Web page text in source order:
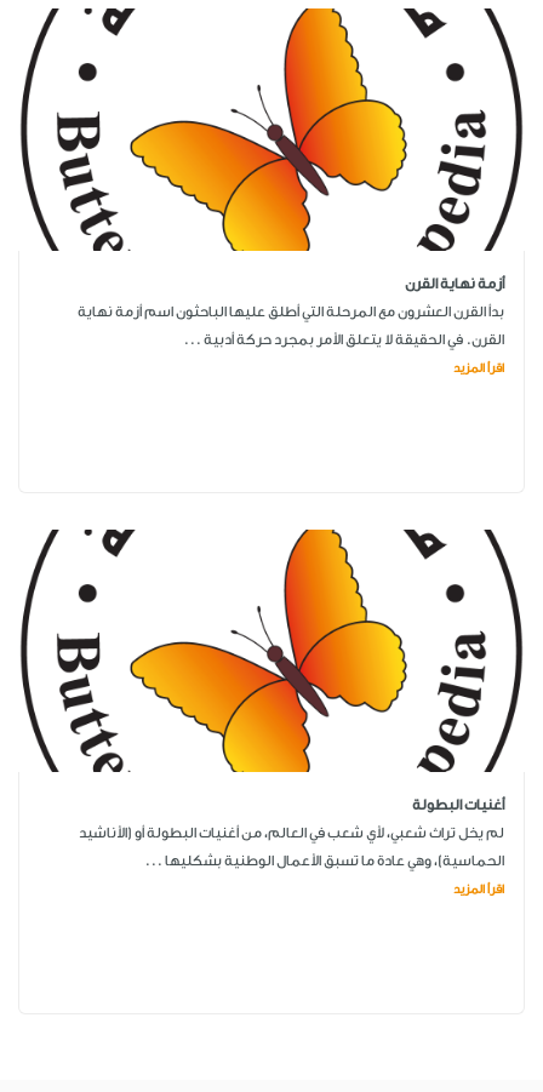
أزمة نهاية القرن
بدأ القرن العشرون مع المرحلة التي أطلق عليها الباحثون اسم أزمة نهاية
القرن. في الحقيقة لا يتعلق الأمر بمجرد حركة أدبية ...
اقرأ المزيد
أغنيات البطولة
لم يخل تراث شعبي، لأي شعب في العالم، من أغنيات البطولة أو (الأناشيد
الحماسية)، وهي عادة ما تسبق الأعمال الوطنية بشكليها ...
اقرأ المزيد